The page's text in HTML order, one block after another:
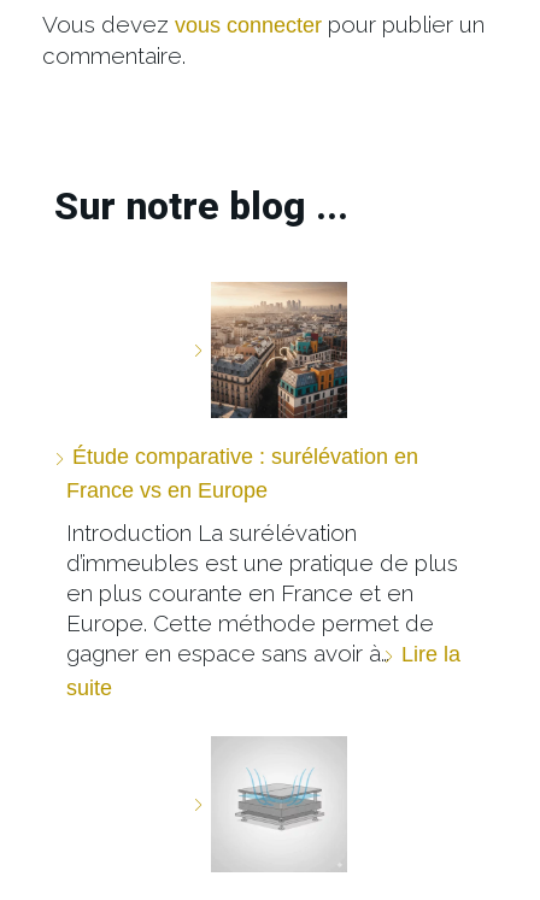
Vous devez vous connecter pour publier un
commentaire.
Sur notre blog ...
Étude comparative : surélévation en
France vs en Europe
Introduction La surélévation
d’immeubles est une pratique de plus
en plus courante en France et en
Europe. Cette méthode permet de
gagner en espace sans avoir à… Lire la
suite